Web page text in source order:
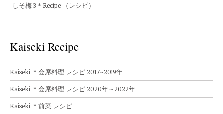
しそ梅 3＊Recipe （レシピ）
Kaiseki Recipe
Kaiseki ＊会席料理 レシピ 2017~2019年
Kaiseki ＊会席料理 レシピ 2020年～2022年
Kaiseki ＊前菜 レシピ